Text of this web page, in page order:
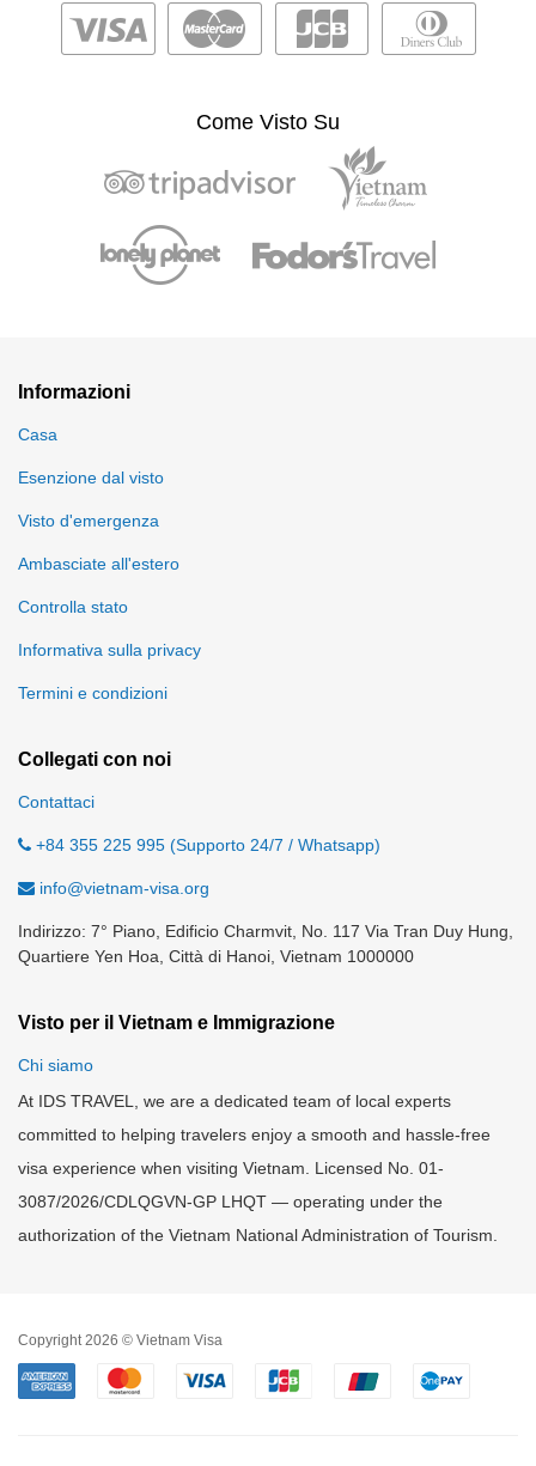
Come Visto Su
Informazioni
Casa
Esenzione dal visto
Visto d'emergenza
Ambasciate all'estero
Controlla stato
Informativa sulla privacy
Termini e condizioni
Collegati con noi
Contattaci
+84 355 225 995 (Supporto 24/7 / Whatsapp)
info@vietnam-visa.org
Indirizzo: 7° Piano, Edificio Charmvit, No. 117 Via Tran Duy Hung,
Quartiere Yen Hoa, Città di Hanoi, Vietnam 1000000
Visto per il Vietnam e Immigrazione
Chi siamo
At IDS TRAVEL, we are a dedicated team of local experts
committed to helping travelers enjoy a smooth and hassle-free
visa experience when visiting Vietnam. Licensed No. 01-
3087/2026/CDLQGVN-GP LHQT — operating under the
authorization of the Vietnam National Administration of Tourism.
Copyright 2026 © Vietnam Visa